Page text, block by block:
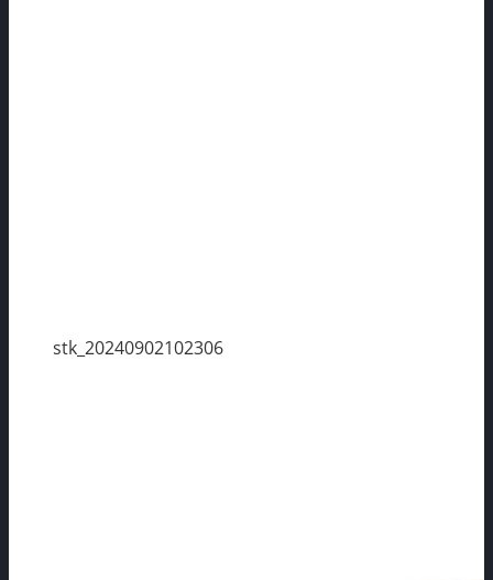
stk_20240902102306